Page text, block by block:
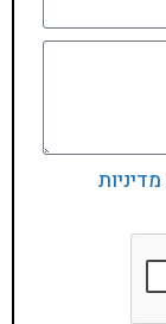
מדיניות